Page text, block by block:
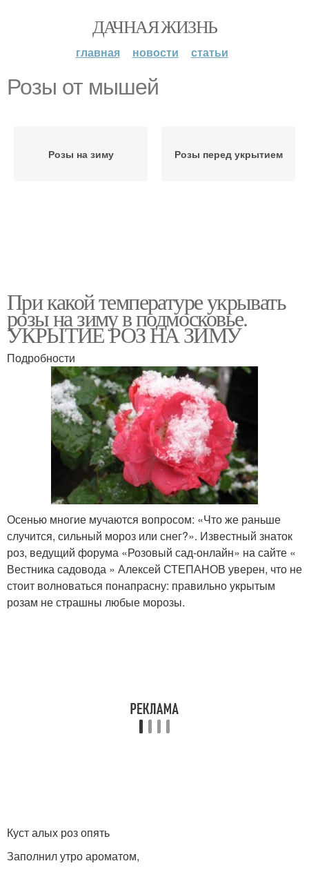
ДАЧНАЯ ЖИЗНЬ
главная новости статьи
Розы от мышей
Розы на зиму Розы перед укрытием
При какой температуре укрывать
розы на зиму в подмосковье.
УКРЫТИЕ РОЗ НА ЗИМУ
Подробности
Осенью многие мучаются вопросом: «Что же раньше
случится, сильный мороз или снег?». Известный знаток
роз, ведущий форума «Розовый сад-онлайн» на сайте «
Вестника садовода » Алексей СТЕПАНОВ уверен, что не
стоит волноваться понапрасну: правильно укрытым
розам не страшны любые морозы.
Куст алых роз опять
Заполнил утро ароматом,